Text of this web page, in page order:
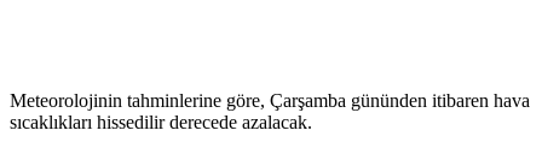
Meteorolojinin tahminlerine göre, Çarşamba gününden itibaren hava
sıcaklıkları hissedilir derecede azalacak.